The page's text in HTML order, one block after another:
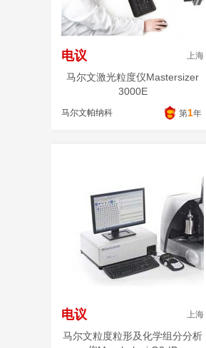
电议 上海
马尔文激光粒度仪Mastersizer
3000E
马尔文帕纳科 第1年
电议 上海
马尔文粒度粒形及化学组分分析